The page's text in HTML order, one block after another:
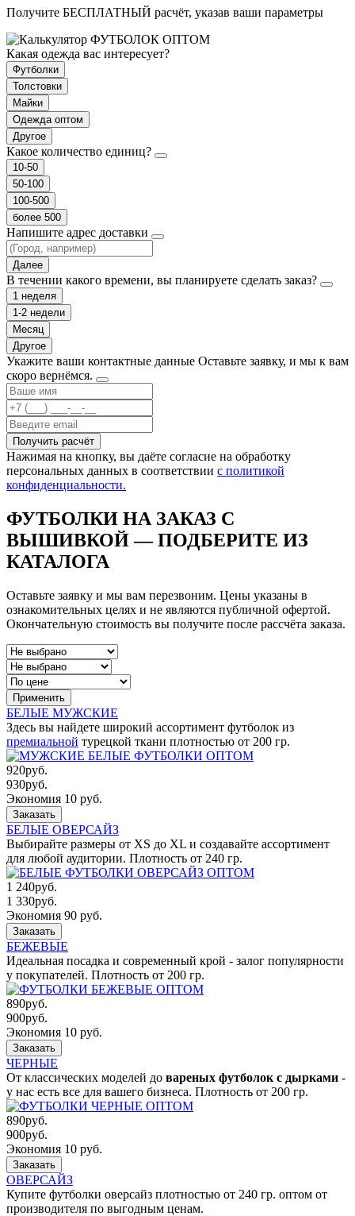
Получите БЕСПЛАТНЫЙ расчёт, указав ваши параметры
Какая одежда вас интересует?
Футболки
Толстовки
Майки
Одежда оптом
Другое
Какое количество единиц?
10-50
50-100
100-500
более 500
Напишите адрес доставки
Далее
В течении какого времени, вы планируете сделать заказ?
1 неделя
1-2 недели
Месяц
Другое
Укажите ваши контактные данные Оставьте заявку, и мы к вам
скоро вернёмся.
Получить расчёт
Нажимая на кнопку, вы даёте согласие на обработку
персональных данных в соответствии с политикой
конфиденциальности.
ФУТБОЛКИ НА ЗАКАЗ С
ВЫШИВКОЙ — ПОДБЕРИТЕ ИЗ
КАТАЛОГА
Оставьте заявку и мы вам перезвоним. Цены указаны в
ознакомительных целях и не являются публичной офертой.
Окончательную стоимость вы получите после рассчёта заказа.
Применить
БЕЛЫЕ МУЖСКИЕ
Здесь вы найдете широкий ассортимент футболок из
премиальной турецкой ткани плотностью от 200 гр.
920руб.
930руб.
Экономия 10 руб.
Заказать
БЕЛЫЕ ОВЕРСАЙЗ
Выбирайте размеры от XS до XL и создавайте ассортимент
для любой аудитории. Плотность от 240 гр.
1 240руб.
1 330руб.
Экономия 90 руб.
Заказать
БЕЖЕВЫЕ
Идеальная посадка и современный крой - залог популярности
у покупателей. Плотность от 200 гр.
890руб.
900руб.
Экономия 10 руб.
Заказать
ЧЕРНЫЕ
От классических моделей до вареных футболок с дырками -
у нас есть все для вашего бизнеса. Плотность от 200 гр.
890руб.
900руб.
Экономия 10 руб.
Заказать
ОВЕРСАЙЗ
Купите футболки оверсайз плотностью от 240 гр. оптом от
производителя по выгодным ценам.